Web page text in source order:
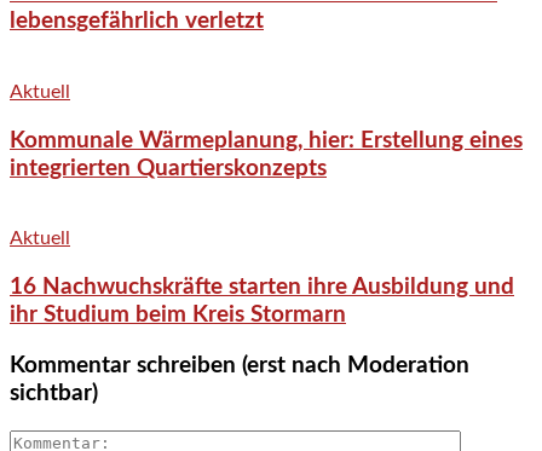
lebensgefährlich verletzt
Aktuell
Kommunale Wärmeplanung, hier: Erstellung eines
integrierten Quartierskonzepts
Aktuell
16 Nachwuchskräfte starten ihre Ausbildung und
ihr Studium beim Kreis Stormarn
Kommentar schreiben (erst nach Moderation
sichtbar)